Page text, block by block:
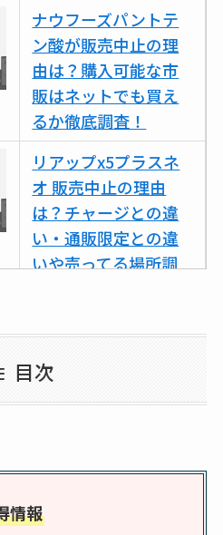
も調査
クランベリージュー
スはコンビニで売っ
てる？薬局やイオン
は？おすすめや効果
も調査
ナウフーズパントテ
ン酸が販売中止の理
由は？購入可能な市
販はネットでも買え
るか徹底調査！
リアップx5プラスネ
オ 販売中止の理由
は？チャージとの違
い・通販限定との違
いや売ってる場所調
ココネシャンプー詰
てる？ドンキ・ロフ
トなど販売店や安い
アクアテクトゲルが
こ？楽天・amazonで
目次
情報